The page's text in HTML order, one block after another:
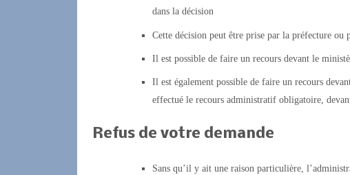
dans la décision
Cette décision peut être prise par la préfecture ou
Il est possible de faire un recours devant le
Il est également possible de faire un recours
effectué le recours administratif obligatoire,
Refus de votre demande
Sans qu’il y ait une raison particulière,